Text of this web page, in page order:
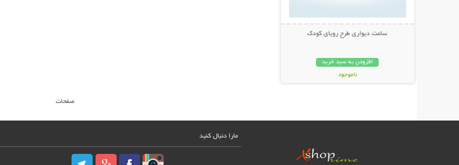
ساعت دیواری طرح رویای کودک
افزودن به سبد خرید
ناموجود
صفحات
مارا دنبال کنید